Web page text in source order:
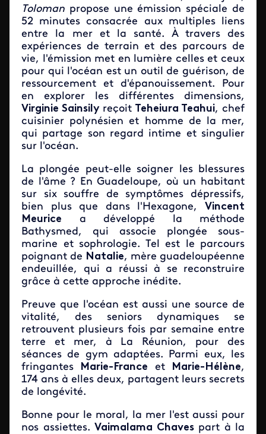
Toloman propose une émission spéciale de
52 minutes consacrée aux multiples liens
entre la mer et la santé. À travers des
expériences de terrain et des parcours de
vie, l'émission met en lumière celles et ceux
pour qui l'océan est un outil de guérison, de
ressourcement et d'épanouissement. Pour
en explorer les différentes dimensions,
Virginie Sainsilyreçoit Teheiura Teahui, chef
cuisinier polynésien et homme de la mer,
qui partage son regard intime et singulier
sur l'océan.
La plongée peut-elle soigner les blessures
de l'âme ? En Guadeloupe, où un habitant
sur six souffre de symptômes dépressifs,
bien plus que dans l'Hexagone, Vincent
Meurice a développé la méthode
Bathysmed, qui associe plongée sous-
marine et sophrologie. Tel est le parcours
poignant de Natalie, mère guadeloupéenne
endeuillée, qui a réussi à se reconstruire
grâce à cette approche inédite.
Preuve que l'océan est aussi une source de
vitalité, des seniors dynamiques se
retrouvent plusieurs fois par semaine entre
terre et mer, à La Réunion, pour des
séances de gym adaptées. Parmi eux, les
fringantes Marie-France et Marie-Hélène,
174 ans à elles deux, partagent leurs secrets
de longévité.
Bonne pour le moral, la mer l'est aussi pour
nos assiettes. Vaimalama Chavespart à la